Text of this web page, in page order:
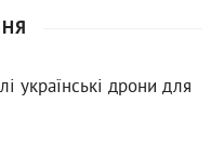
українські дрони для